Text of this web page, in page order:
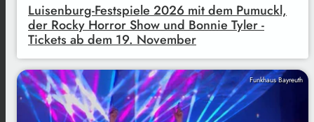
Luisenburg-Festspiele 2026 mit dem Pumuckl,
der Rocky Horror Show und Bonnie Tyler -
Tickets ab dem 19. November
Funkhaus Bayreuth